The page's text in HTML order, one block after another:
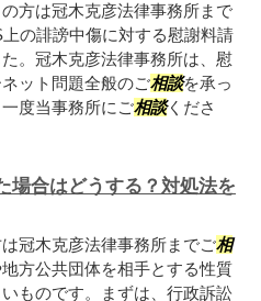
方は冠木克彦法律事務所まで
の誹謗中傷に対する慰謝料請
。冠木克彦法律事務所は、慰
ット問題全般のご相談を承っ
度当事務所にご相談くださ
場合はどうする？対処法を
冠木克彦法律事務所までご相
方公共団体を相手とする性質
ものです。まずは、行政訴訟